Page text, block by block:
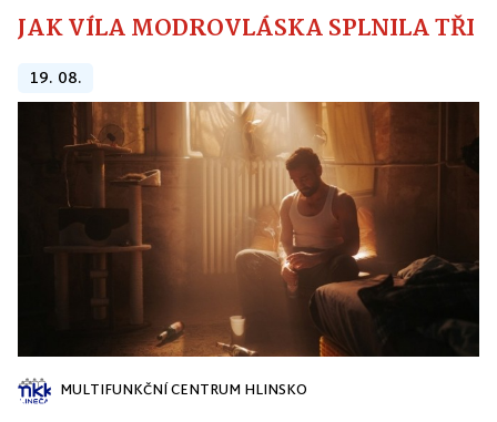
JAK VÍLA MODROVLÁSKA SPLNILA
19. 08.
MULTIFUNKČNÍ CENTRUM HLINSKO